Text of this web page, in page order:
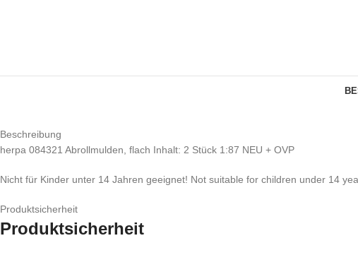
Beschreibung
herpa 084321 Abrollmulden, flach Inhalt: 2 Stück 1:87 NEU + OVP
Nicht für Kinder unter 14 Jahren geeignet! Not suitable for children under 14
Produktsicherheit
Produktsicherheit